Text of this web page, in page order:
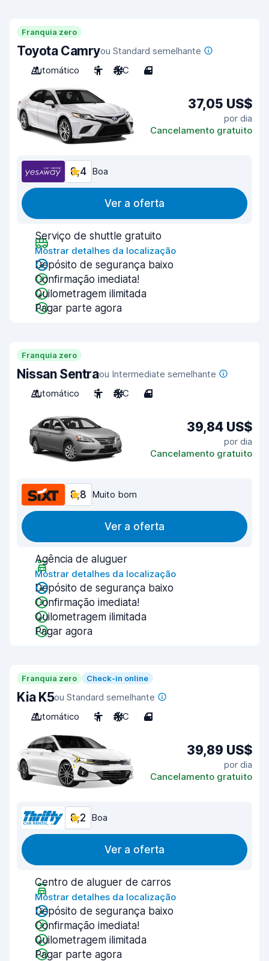
Franquia zero
Toyota Camryou Standard semelhante
Automático
5 A/C 4
37,05 US$
por dia
Cancelamento gratuito
8,4 Boa
Ver a oferta
Serviço de shuttle gratuito
Mostrar detalhes da localização
Depósito de segurança baixo
Confirmação imediata!
Quilometragem ilimitada
Pagar parte agora
Franquia zero
Nissan Sentraou Intermediate semelhante
Automático
5 A/C 4
39,84 US$
por dia
Cancelamento gratuito
8,8 Muito bom
Ver a oferta
Agência de aluguer
Mostrar detalhes da localização
Depósito de segurança baixo
Confirmação imediata!
Quilometragem ilimitada
Pagar agora
Franquia zero Check-in online
Kia K5ou Standard semelhante
Automático
5 A/C 4
39,89 US$
por dia
Cancelamento gratuito
8,2 Boa
Ver a oferta
Centro de aluguer de carros
Mostrar detalhes da localização
Depósito de segurança baixo
Confirmação imediata!
Quilometragem ilimitada
Pagar parte agora